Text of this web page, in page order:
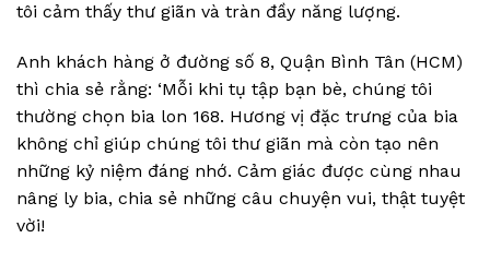
tôi cảm thấy thư giãn và tràn đầy năng lượng.
Anh khách hàng ở đường số 8, Quận Bình Tân (HCM)
thì chia sẻ rằng: ‘Mỗi khi tụ tập bạn bè, chúng tôi
thường chọn bia lon 168. Hương vị đặc trưng của bia
không chỉ giúp chúng tôi thư giãn mà còn tạo nên
những kỷ niệm đáng nhớ. Cảm giác được cùng nhau
nâng ly bia, chia sẻ những câu chuyện vui, thật tuyệt
vời!